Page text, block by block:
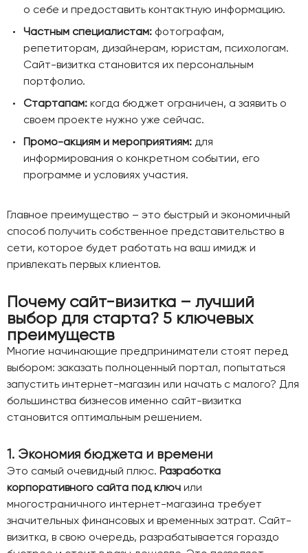
о себе и предоставить контактную информацию.
Частным специалистам: фотографам,
репетиторам, дизайнерам, юристам, психологам.
Сайт-визитка становится их персональным
портфолио.
Стартапам: когда бюджет ограничен, а заявить о
своем проекте нужно уже сейчас.
Промо-акциям и мероприятиям: для
информирования о конкретном событии, его
программе и условиях участия.
Главное преимущество – это быстрый и экономичный
способ получить собственное представительство в
сети, которое будет работать на ваш имидж и
привлекать первых клиентов.
Почему сайт-визитка – лучший
выбор для старта? 5 ключевых
преимуществ
Многие начинающие предприниматели стоят перед
выбором: заказать полноценный портал, попытаться
запустить интернет-магазин или начать с малого? Для
большинства бизнесов именно сайт-визитка
становится оптимальным решением.
1. Экономия бюджета и времени
Это самый очевидный плюс. Разработка
корпоративного сайта под ключ или
многостраничного интернет-магазина требует
значительных финансовых и временных затрат. Сайт-
визитка, в свою очередь, разрабатывается гораздо